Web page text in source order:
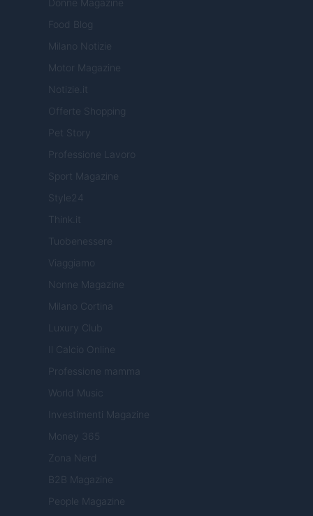
Donne Magazine
Food Blog
Milano Notizie
Motor Magazine
Notizie.it
Offerte Shopping
Pet Story
Professione Lavoro
Sport Magazine
Style24
Think.it
Tuobenessere
Viaggiamo
Nonne Magazine
Milano Cortina
Luxury Club
Il Calcio Online
Professione mamma
World Music
Investimenti Magazine
Money 365
Zona Nerd
B2B Magazine
People Magazine